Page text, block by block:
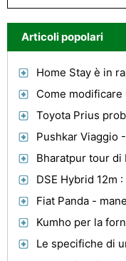
Articoli popolari
Home Stay è in
Toyota Prius
Bharatpur tour di
Le specifiche di